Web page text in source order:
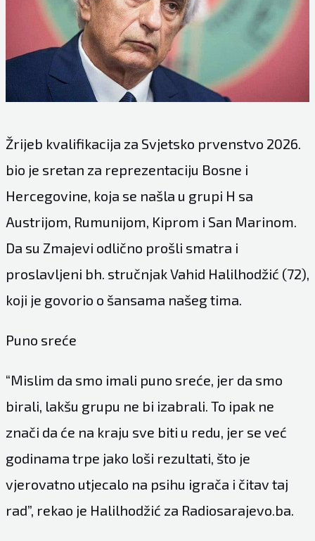
Žrijeb kvalifikacija za Svjetsko prvenstvo 2026.
bio je sretan za reprezentaciju Bosne i
Hercegovine, koja se našla u grupi H sa
Austrijom, Rumunijom, Kiprom i San Marinom.
Da su Zmajevi odlično prošli smatra i
proslavljeni bh. stručnjak Vahid Halilhodžić (72),
koji je govorio o šansama našeg tima.
Puno sreće
“Mislim da smo imali puno sreće, jer da smo
birali, lakšu grupu ne bi izabrali. To ipak ne
znači da će na kraju sve biti u redu, jer se već
godinama trpe jako loši rezultati, što je
vjerovatno utjecalo na psihu igrača i čitav taj
rad”, rekao je Halilhodžić za Radiosarajevo.ba.